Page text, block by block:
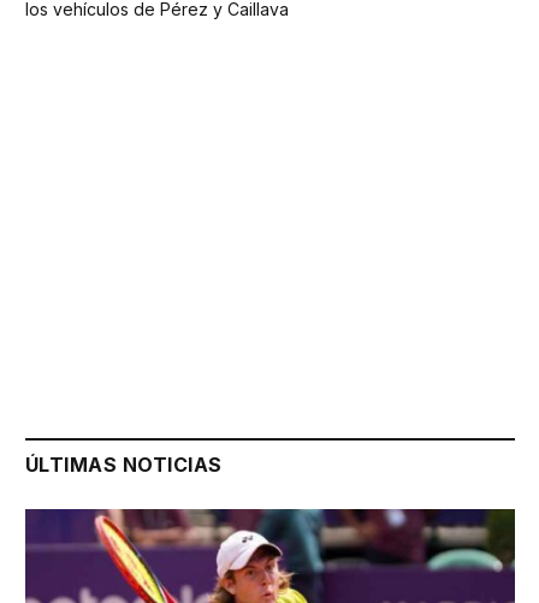
los vehículos de Pérez y Caillava
ÚLTIMAS NOTICIAS